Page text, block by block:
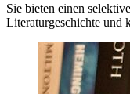
Sie bieten einen
Literaturgeschichte und